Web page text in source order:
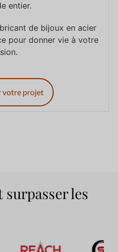
entier.
de bijoux en acier
pour donner vie à votre
votre projet
les